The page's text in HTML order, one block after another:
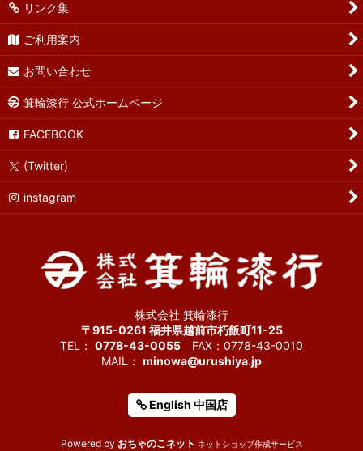
リンク集
ご利用案内
お問い合わせ
箕輪漆行 公式ホームページ
FACEBOOK
(Twitter)
instagram
株式会社 箕輪漆行
〒915-0261 福井県越前市朽飯町11-25
TEL： 0778-43-0055 FAX：0778-43-0010
MAIL： minowa@urushiya.jp
English 中国店
Powered by おちゃのこネット ネットショップ作成サービス